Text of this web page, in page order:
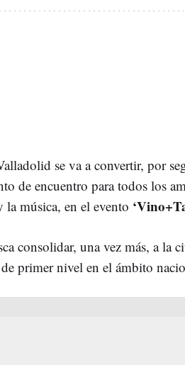
se va a convertir, por
de encuentro para todos los
música, en el evento
consolidar, una vez más, a la
primer nivel en el ámbito